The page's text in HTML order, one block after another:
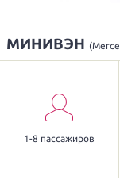
МИНИВЭН
1-8 пассажиров